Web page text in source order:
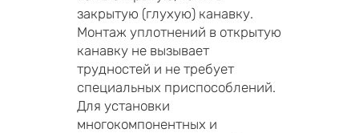
закрытую (глухую) канавку.
Монтаж уплотнений в открытую
канавку не вызывает
трудностей и не требует
специальных приспособлений.
Для установки
многокомпонентных и